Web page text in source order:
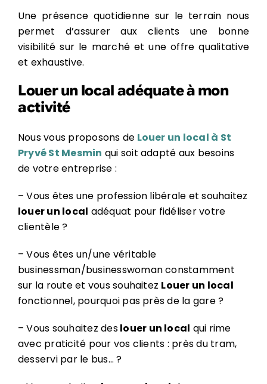
Une présence quotidienne sur le terrain nous
permet d’assurer aux clients une bonne
visibilité sur le marché et une offre qualitative
et exhaustive.
Louer un local adéquate à mon
activité
Nous vous proposons de Louer un local à St
Pryvé St Mesmin qui soit adapté aux besoins
de votre entreprise :
– Vous êtes une profession libérale et souhaitez
louer un local adéquat pour fidéliser votre
clientèle ?
– Vous êtes un/une véritable
businessman/businesswoman constamment
sur la route et vous souhaitez Louer un local
fonctionnel, pourquoi pas près de la gare ?
– Vous souhaitez deslouer un local qui rime
avec praticité pour vos clients : près du tram,
desservi par le bus… ?